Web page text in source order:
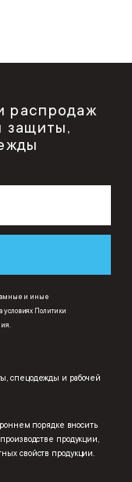
распродаж
защиты,
и иные
условиях Политики
.
спецодежды и рабочей
порядке вносить
продукции,
свойств продукции.